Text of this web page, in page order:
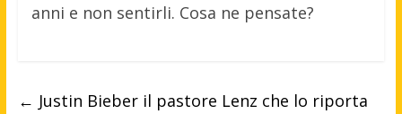
anni e non sentirli. Cosa ne pensate?
← Justin Bieber il pastore Lenz che lo riporta